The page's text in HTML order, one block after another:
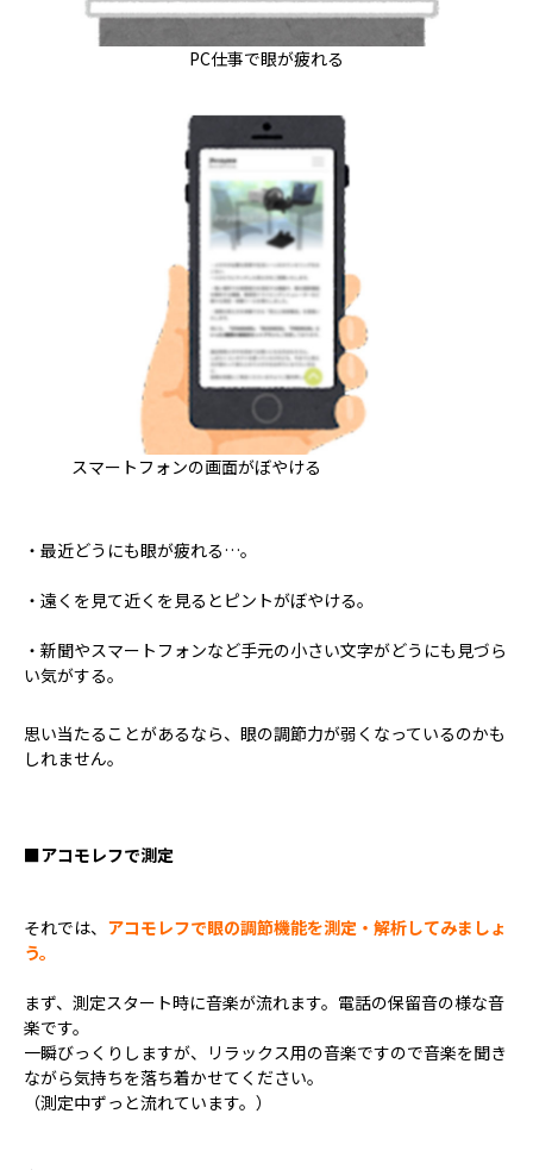
PC仕事で眼が疲れる
スマートフォンの画面がぼやける
・最近どうにも眼が疲れる…。
・遠くを見て近くを見るとピントがぼやける。
・新聞やスマートフォンなど手元の小さい文字がどうにも見づら
い気がする。
思い当たることがあるなら、眼の調節力が弱くなっているのかも
しれません。
■アコモレフで測定
それでは、 アコモレフで眼の調節機能を測定・解析してみましょ
う。
まず、測定スタート時に音楽が流れます。電話の保留音の様な音
楽です。
一瞬びっくりしますが、リラックス用の音楽ですので音楽を聞き
ながら気持ちを落ち着かせてください。
（測定中ずっと流れています。）